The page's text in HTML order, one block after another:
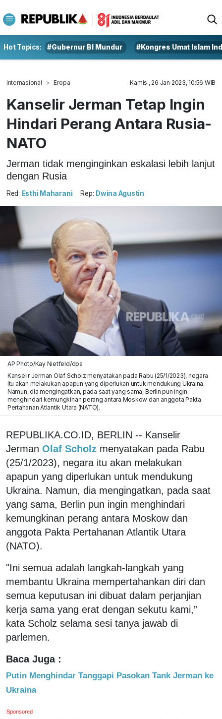
Hot Topics: #Gubernur BI Mundur #Kongres Umat Islam
Internasional Eropa Kamis , 26 Jan 2023, 10:56 WIB
Kanselir Jerman Tetap Ingin
Hindari Perang Antara Rusia-
NATO
Jerman tidak menginginkan eskalasi lebih lanjut
dengan Rusia
Red: Esthi Maharani Rep: Dwina Agustin
AP Photo/Kay Nietfeld/dpa
Kanselir Jerman Olaf Scholz menyatakan pada Rabu (25/1/2023), negara
itu akan melakukan apapun yang diperlukan untuk mendukung Ukraina.
Namun, dia mengingatkan, pada saat yang sama, Berlin pun ingin
menghindari kemungkinan perang antara Moskow dan anggota Pakta
Pertahanan Atlantik Utara (NATO).
REPUBLIKA.CO.ID, BERLIN -- Kanselir
Jerman Olaf Scholz menyatakan pada Rabu
(25/1/2023), negara itu akan melakukan
apapun yang diperlukan untuk mendukung
Ukraina. Namun, dia mengingatkan, pada saat
yang sama, Berlin pun ingin menghindari
kemungkinan perang antara Moskow dan
anggota Pakta Pertahanan Atlantik Utara
(NATO).
"Ini semua adalah langkah-langkah yang
membantu Ukraina mempertahankan diri dan
semua keputusan ini dibuat dalam perjanjian
kerja sama yang erat dengan sekutu kami,”
kata Scholz selama sesi tanya jawab di
parlemen.
Baca Juga :
Putin Menghindar Tanggapi Pasokan Tank Jerman ke
Ukraina
Sponsored